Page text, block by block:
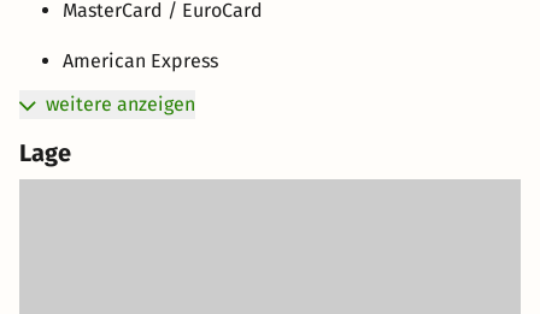
MasterCard / EuroCard
American Express
weitere anzeigen
Lage